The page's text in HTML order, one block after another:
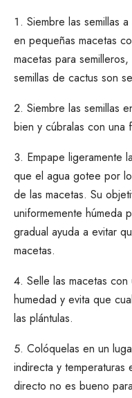
Siembre las semillas
en pequeñas macetas
macetas para
semillas de cactus son
Siembre las semillas
bien y cúbralas con una
Empape ligeramente
que el agua gotee por
de las macetas. Su
uniformemente húmeda
gradual ayuda a evitar
macetas.
Selle las macetas
humedad y evita que
las plántulas.
Colóquelas en un
indirecta y temperaturas
directo no es bueno